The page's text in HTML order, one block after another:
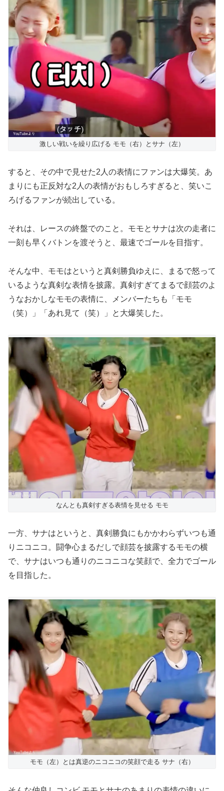
激しい戦いを繰り広げる モモ（右）とサナ（左）
すると、その中で見せた2人の表情にファンは大爆笑。あ
まりにも正反対な2人の表情がおもしろすぎると、笑いこ
ろげるファンが続出している。
それは、レースの終盤でのこと。モモとサナは次の走者に
一刻も早くバトンを渡そうと、最速でゴールを目指す。
そんな中、モモはというと真剣勝負ゆえに、まるで怒って
いるような真剣な表情を披露。真剣すぎてまるで顔芸のよ
うなおかしなモモの表情に、メンバーたちも「モモ
（笑）」「あれ見て（笑）」と大爆笑した。
なんとも真剣すぎる表情を見せる モモ
一方、サナはというと、真剣勝負にもかかわらずいつも通
りニコニコ。闘争心まるだしで顔芸を披露するモモの横
で、サナはいつも通りのニコニコな笑顔で、全力でゴール
を目指した。
モモ（左）とは真逆のニコニコの笑顔で走る サナ（右）